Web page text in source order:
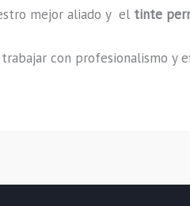
mejor aliado y el tinte
con profesionalismo y